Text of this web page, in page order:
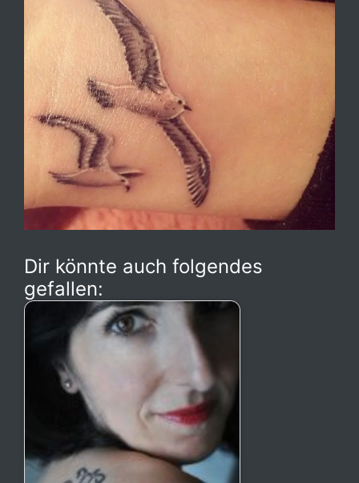
Dir könnte auch folgendes
gefallen: